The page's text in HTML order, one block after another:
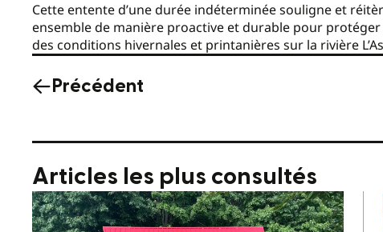
Cette entente d’une durée indéterminée souligne et
ensemble de manière proactive et durable pour
des conditions hivernales et printanières sur la rivière
Précédent
Articles les plus consultés